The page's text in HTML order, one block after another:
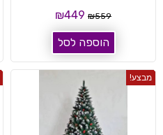
₪559
₪449
הוספה לסל
מבצע!